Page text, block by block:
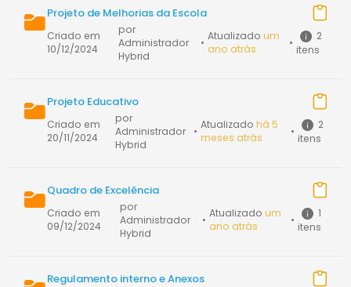
Projeto de Melhorias da Escola
Criado em
10/12/2024
por
Administrador
Hybrid
• Atualizado um
ano atrás
•
2
itens
Projeto Educativo
Criado em
20/11/2024
por
Administrador
Hybrid
• Atualizadohá 5
meses atrás
•
2
itens
Quadro de Excelência
Criado em
09/12/2024
por
Administrador
Hybrid
• Atualizado um
ano atrás
•
1
itens
Regulamento interno e Anexos